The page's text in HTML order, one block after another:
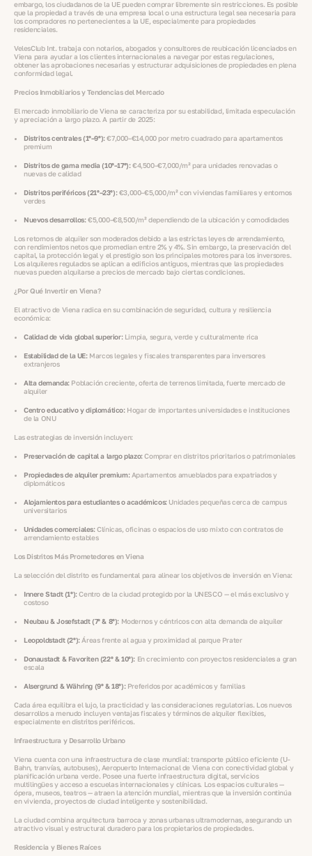
embargo, los ciudadanos de la UE pueden comprar libremente sin restricciones. Es posible
que la propiedad a través de una empresa local o una estructura legal sea necesaria para
los compradores no pertenecientes a la UE, especialmente para propiedades
residenciales.
VelesClub Int. trabaja con notarios, abogados y consultores de reubicación licenciados en
Viena para ayudar a los clientes internacionales a navegar por estas regulaciones,
obtener las aprobaciones necesarias y estructurar adquisiciones de propiedades en plena
conformidad legal.
Precios Inmobiliarios y Tendencias del Mercado
El mercado inmobiliario de Viena se caracteriza por su estabilidad, limitada especulación
y apreciación a largo plazo. A partir de 2025:
Distritos centrales (1º–9º):€7,000–€14,000 por metro cuadrado para apartamentos
premium
Distritos de gama media (10º–17º):€4,500–€7,000/m² para unidades renovadas o
nuevas de calidad
Distritos periféricos (21º–23º):€3,000–€5,000/m² con viviendas familiares y entornos
verdes
Nuevos desarrollos:€5,000–€8,500/m² dependiendo de la ubicación y comodidades
Los retornos de alquiler son moderados debido a las estrictas leyes de arrendamiento,
con rendimientos netos que promedian entre 2% y 4%. Sin embargo, la preservación del
capital, la protección legal y el prestigio son los principales motores para los inversores.
Los alquileres regulados se aplican a edificios antiguos, mientras que las propiedades
nuevas pueden alquilarse a precios de mercado bajo ciertas condiciones.
¿Por Qué Invertir en Viena?
El atractivo de Viena radica en su combinación de seguridad, cultura y resiliencia
económica:
Calidad de vida global superior:Limpia, segura, verde y culturalmente rica
Estabilidad de la UE:Marcos legales y fiscales transparentes para inversores
extranjeros
Alta demanda:Población creciente, oferta de terrenos limitada, fuerte mercado de
alquiler
Centro educativo y diplomático:Hogar de importantes universidades e instituciones
de la ONU
Las estrategias de inversión incluyen:
Preservación de capital a largo plazo:Comprar en distritos prioritarios o patrimoniales
Propiedades de alquiler premium:Apartamentos amueblados para expatriados y
diplomáticos
Alojamientos para estudiantes o académicos:Unidades pequeñas cerca de campus
universitarios
Unidades comerciales:Clínicas, oficinas o espacios de uso mixto con contratos de
arrendamiento estables
Los Distritos Más Prometedores en Viena
La selección del distrito es fundamental para alinear los objetivos de inversión en Viena:
Innere Stadt (1º):Centro de la ciudad protegido por la UNESCO — el más exclusivo y
costoso
Neubau & Josefstadt (7º & 8º): Modernos y céntricos con alta demanda de alquiler
Leopoldstadt (2º):Áreas frente al agua y proximidad al parque Prater
Donaustadt & Favoriten (22º & 10º): En crecimiento con proyectos residenciales a gran
escala
Alsergrund & Währing (9º & 18º):Preferidos por académicos y familias
Cada área equilibra el lujo, la practicidad y las consideraciones regulatorias. Los nuevos
desarrollos a menudo incluyen ventajas fiscales y términos de alquiler flexibles,
especialmente en distritos periféricos.
Infraestructura y Desarrollo Urbano
Viena cuenta con una infraestructura de clase mundial: transporte público eficiente (U-
Bahn, tranvías, autobuses), Aeropuerto Internacional de Viena con conectividad global y
planificación urbana verde. Posee una fuerte infraestructura digital, servicios
multilingües y acceso a escuelas internacionales y clínicas. Los espacios culturales —
ópera, museos, teatros — atraen la atención mundial, mientras que la inversión continúa
en vivienda, proyectos de ciudad inteligente y sostenibilidad.
La ciudad combina arquitectura barroca y zonas urbanas ultramodernas, asegurando un
atractivo visual y estructural duradero para los propietarios de propiedades.
Residencia y Bienes Raíces